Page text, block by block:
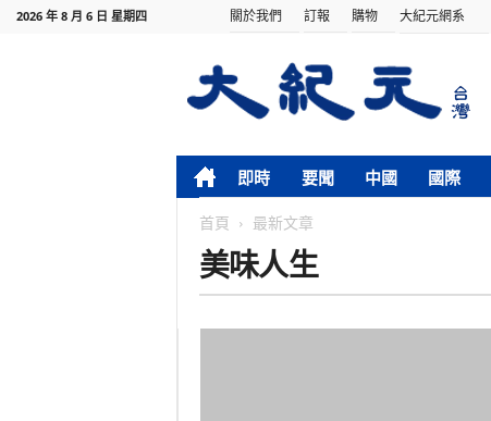
2026 年 8 月 6 日 星期四 關於我們 訂報 購物 大紀元網系
即時 要聞 中國 國際
首頁 最新文章
美味人生